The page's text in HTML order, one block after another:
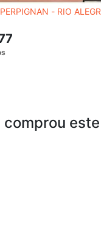
- RIO
comprou